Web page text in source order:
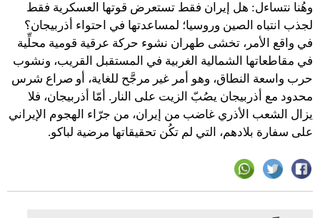
وهُنا نتساءل: هل إيران فقط تستعرض قوتها العسكرية فقط
لجذب انتباه الصين وروسيا؛ لمساعدتها في احتواء أذربيجان؟
في واقع الأمر، تخشى طهران نشوء حركة عرقية قومية محلِّية
في مقاطعاتها الشمالية الغربية في المستقبل القريب، ونشوب
حرب واسعة النطاق، وهو أمر غير مرجَّح للغاية، أو صراع شرس
محدود مع أذربيجان يصُبّ الزيت على النار. أمّا أذربيجان، فلا
يزال الشعب الأذري غاضب من إيران، من جرّاء الهجوم الإيراني
على سفارة بلادهم، التي لم تكُن تحقيقاتها مرضية لباكو.